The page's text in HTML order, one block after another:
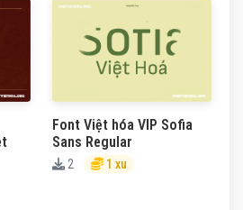
Font Việt hóa VIP Sofia
Sans Regular
2 1 xu